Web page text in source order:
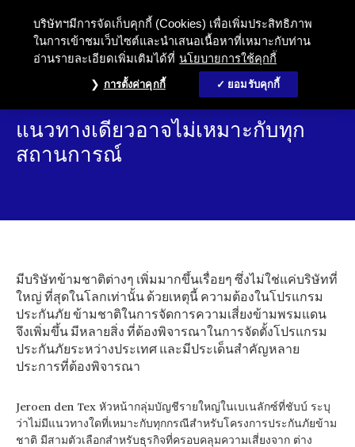
แนวทางเดียวอาจไม่เหมาะกับทุก
สถานการณ์
มีบริษัทข้ามชาติต่างๆ เพิ่มมากขึ้นเรื่อยๆ ซึ่งไม่ใช่แค่บริษัทที่
ใหญ่ ที่สุดในโลกเท่านั้น ด้วยเหตุนี้ ความต้องในโปรแกรม
ประกันภัย ข้ามชาติในการจัดการความเสี่ยงข้ามพรมแดน
จึงเพิ่มขึ้น มีหลายสิ่ง ที่ต้องพิจารณาในการจัดตั้งโปรแกรม
ประกันภัยระหว่างประเทศ และมีประเด็นสำคัญหลาย
ประการที่ต้องพิจารณา
Jeroen den Tex หัวหน้ากลุ่มบัญชีรายใหญ่ในเบเนลักซ์ที่ชับบ์ ระบุ
ว่าไม่มีแนวทางใดที่เหมาะกับทุกกรณีสำหรับโครงการประกันภัยข้าม
ชาติ มีสามตัวเลือกสำหรับธุรกิจที่ครอบคลุมความเสี่ยงจาก ต่าง
บริษัทฯมีการจัดเก็บคุกกี้ (Cookies) เพื่อเพิ่มประสิทธิภาพ
ในการเข้าชมเว็บไซต์และนำเสนอเนื้อหาที่เหมาะกับท่าน
อ่านรายละเอียดเพิ่มเติมได้ที่ นโยบายการใช้คุกกี้
การตั้งค่าคุกกี้ ยอมรับคุกกี้